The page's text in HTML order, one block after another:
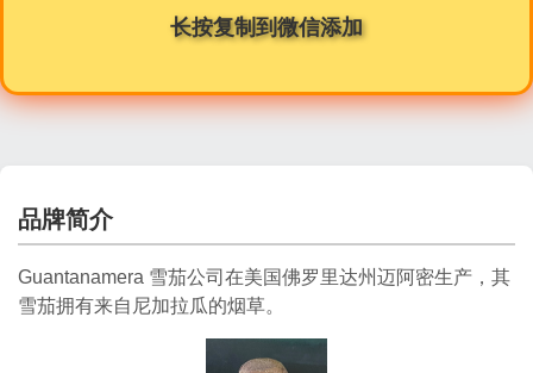
长按复制到微信添加
品牌简介
Guantanamera 雪茄公司在美国佛罗里达州迈阿密生产，其
雪茄拥有来自尼加拉瓜的烟草。